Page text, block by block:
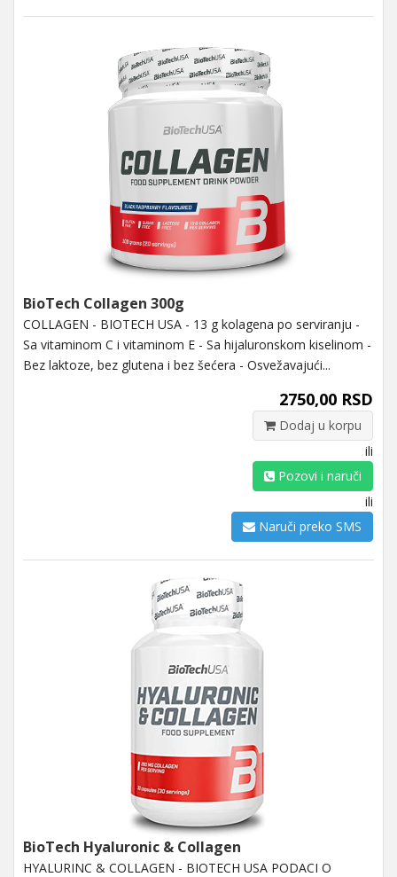
BioTech Collagen 300g
COLLAGEN - BIOTECH USA - 13 g kolagena po serviranju -
Sa vitaminom C i vitaminom E - Sa hijaluronskom kiselinom -
Bez laktoze, bez glutena i bez šećera - Osvežavajući...
2750,00 RSD
Dodaj u korpu
ili
Pozovi i naruči
ili
Naruči preko SMS
BioTech Hyaluronic & Collagen
HYALURINC & COLLAGEN - BIOTECH USA PODACI O